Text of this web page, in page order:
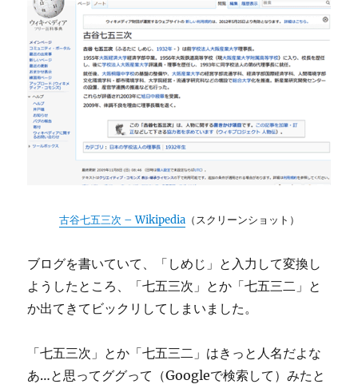
古谷七五三次 – Wikipedia（スクリーンショット）
ブログを書いていて、「しめじ」と入力して変換し
ようしたところ、「七五三次」とか「七五三二」と
か出てきてビックリしてしまいました。
「七五三次」とか「七五三二」はきっと人名だよな
あ…と思ってググって（Googleで検索して）みたと